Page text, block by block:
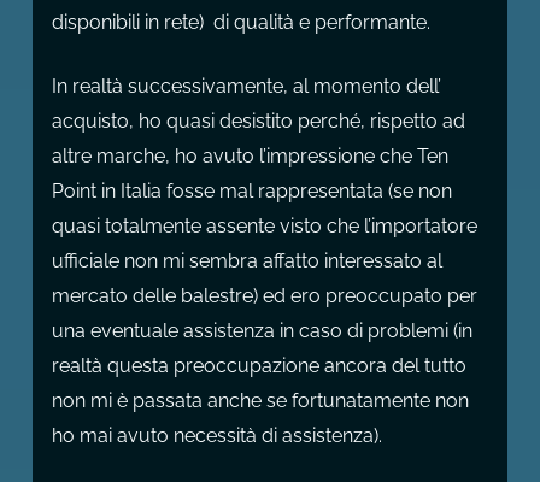
disponibili in rete) di qualità e performante.
In realtà successivamente, al momento dell’
acquisto, ho quasi desistito perché, rispetto ad
altre marche, ho avuto l’impressione che Ten
Point in Italia fosse mal rappresentata (se non
quasi totalmente assente visto che l’importatore
ufficiale non mi sembra affatto interessato al
mercato delle balestre) ed ero preoccupato per
una eventuale assistenza in caso di problemi (in
realtà questa preoccupazione ancora del tutto
non mi è passata anche se fortunatamente non
ho mai avuto necessità di assistenza).